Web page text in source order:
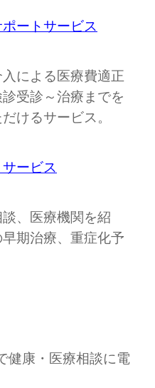
ートサービス
による医療費適正
受診～治療までを
けるサービス。
ービス
、医療機関を紹
期治療、重症化予
健康・医療相談に電